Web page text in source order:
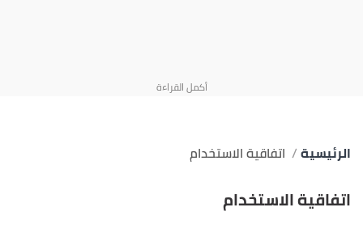
الرئيسية اتفاقية الاستخدام
اتفاقية الاستخدام